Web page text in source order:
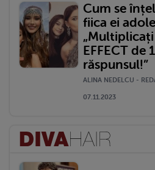
Cum se
fiica ei
„Multiplicați
EFFECT de
răspunsul!”
ALINA NEDELCU -
07.11.2023